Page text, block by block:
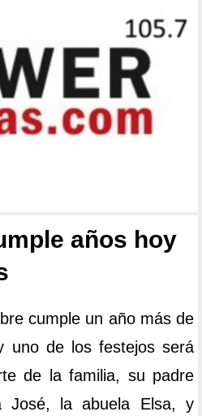
años hoy
cumple un año más de
uno de los festejos será
de la familia, su padre
José, la abuela Elsa, y